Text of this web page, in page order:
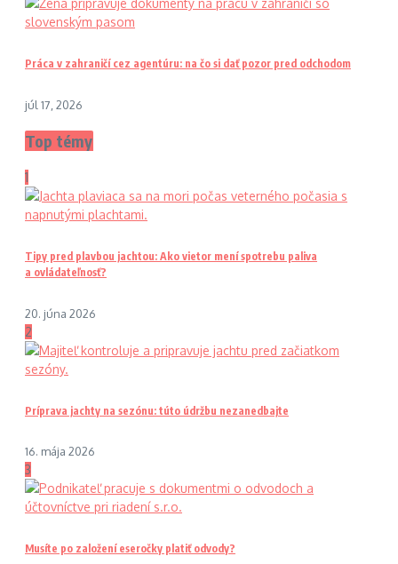
Práca v zahraničí cez agentúru: na čo si dať pozor pred odchodom
júl 17, 2026
Top témy
1
Tipy pred plavbou jachtou: Ako vietor mení spotrebu paliva
a ovládateľnosť?
20. júna 2026
2
Príprava jachty na sezónu: túto údržbu nezanedbajte
16. mája 2026
3
Musíte po založení eseročky platiť odvody?